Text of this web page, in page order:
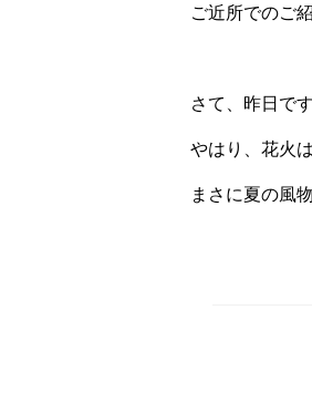
ご近所でのご
さて、昨日で
やはり、花火
まさに夏の風